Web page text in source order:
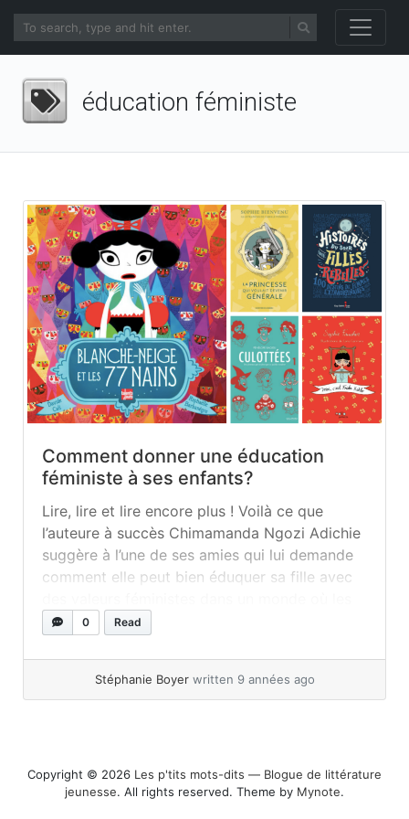
éducation féministe
Comment donner une éducation
féministe à ses enfants?
Lire, lire et lire encore plus ! Voilà ce que
l’auteure à succès Chimamanda Ngozi Adichie
suggère à l’une de ses amies qui lui demande
comment elle peut bien éduquer sa fille avec
inégalités des sexes persistent. Chère Ijeawele
Son... »read more
0 Read
Stéphanie Boyer written 9 années ago
Copyright © 2026 Les p'tits mots-dits ― Blogue de littérature
jeunesse. All rights reserved. Theme by Mynote.